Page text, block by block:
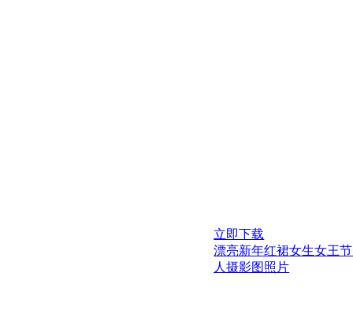
立即下载
漂亮新年红裙女生女王
人摄影图照片